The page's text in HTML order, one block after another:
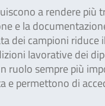
a rendere più
e la
dei campioni
lavorative dei
ruolo sempre più
permettono di